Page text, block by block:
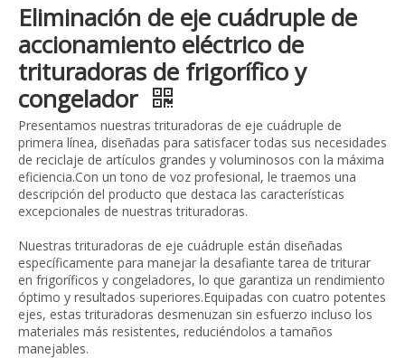
Eliminación de eje cuádruple de
accionamiento eléctrico de
trituradoras de frigorífico y
congelador
Presentamos nuestras trituradoras de eje cuádruple de
primera línea, diseñadas para satisfacer todas sus necesidades
de reciclaje de artículos grandes y voluminosos con la máxima
eficiencia.Con un tono de voz profesional, le traemos una
descripción del producto que destaca las características
excepcionales de nuestras trituradoras.
Nuestras trituradoras de eje cuádruple están diseñadas
específicamente para manejar la desafiante tarea de triturar
en frigoríficos y congeladores, lo que garantiza un rendimiento
óptimo y resultados superiores.Equipadas con cuatro potentes
ejes, estas trituradoras desmenuzan sin esfuerzo incluso los
materiales más resistentes, reduciéndolos a tamaños
manejables.